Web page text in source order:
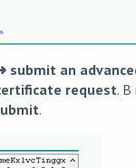
submit an
request. В
.